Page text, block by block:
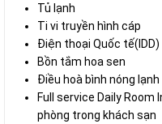
Tủ lạnh
Ti vi truyền hình cáp
Điện thoại Quốc tế(IDD)
Bồn tắm hoa sen
Điều hoà bình nóng lạnh
Full service Daily
phòng trong khách sạn